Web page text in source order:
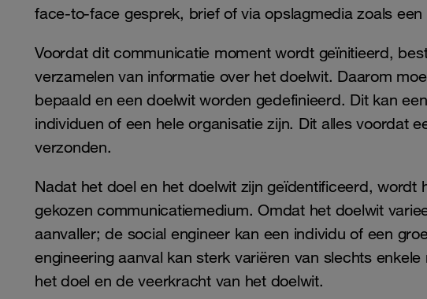
face-to-face gesprek, brief of via opslagmedia zoals
Voordat dit communicatie moment wordt geïnitieerd,
verzamelen van informatie over het doelwit. Daarom
bepaald en een doelwit worden gedefinieerd. Dit kan
individuen of een hele organisatie zijn. Dit alles voordat
verzonden.
Nadat het doel en het doelwit zijn geïdentificeerd, wordt
gekozen communicatiemedium. Omdat het doelwit
aanvaller; de social engineer kan een individu of een
engineering aanval kan sterk variëren van slechts
het doel en de veerkracht van het doelwit.